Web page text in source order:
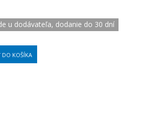
u dodávateľa, dodanie do 30 dní
DO KOŠÍKA